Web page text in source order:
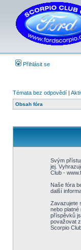
Přihlásit se
Témata bez odpovědí |
Obsah fóra
Svým
jej.
Club -
Naše fóra
další
Zavazujete
nebo
příspěvků
považovat
Scorpio